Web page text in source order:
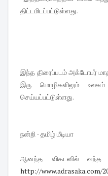
திட்டமிடப்பட்டுள்ளது.
இந்த திரைப்படம் அக்டோபர்
இரு மொழிகளிலும் உலகம்
செய்யப்பட்டுள்ளது.
நன்றி - தமிழ் மீடியா
ஆனந்த விகடனில் வந்த
http://www.adrasaka.com/